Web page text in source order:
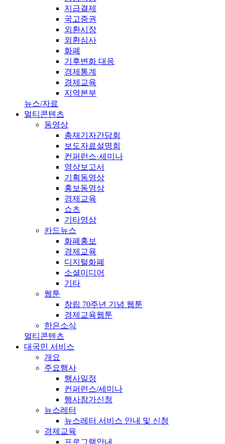
지급결제
국고증권
외환시장
외환심사
화폐
기후변화 대응
경제통계
경제교육
지역본부
뉴스/자료
멀티콘텐츠
동영상
총재기자간담회
보도자료설명회
컨퍼런스·세미나
영상보고서
기획동영상
홍보동영상
경제교육
쇼츠
기타영상
카드뉴스
화폐홍보
경제교육
디지털화폐
소셜미디어
기타
웹툰
창립 70주년 기념 웹툰
경제교육웹툰
한은소식
멀티콘텐츠
대국민 서비스
개요
주요행사
행사일정
컨퍼런스/세미나
행사참가신청
뉴스레터
뉴스레터 서비스 안내 및 신청
경제교육
프로그램안내